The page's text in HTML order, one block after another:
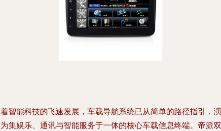
智能科技的飞速发展，车载导航系统已从简单的路径指引，演
集娱乐、通讯与智能服务于一体的核心车载信息终端。帝派双